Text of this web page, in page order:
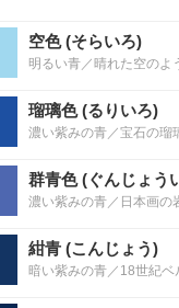
空色 (そらいろ)
明るい青／晴れた空のよ
瑠璃色 (るりいろ)
濃い紫みの青／宝石の瑠
群青色 (ぐんじょう
濃い紫みの青／日本画の
紺青 (こんじょう)
暗い紫みの青／18世紀